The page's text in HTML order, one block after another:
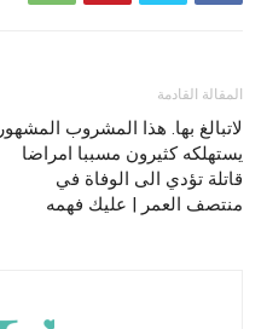
المقالة القادمة
لاتبالغ بها. هذا المشروب المشهور
يستهلكه كثيرون مسببا امراضا
قاتلة تؤدي الى الوفاة في
منتصف العمر | عليك فهمه